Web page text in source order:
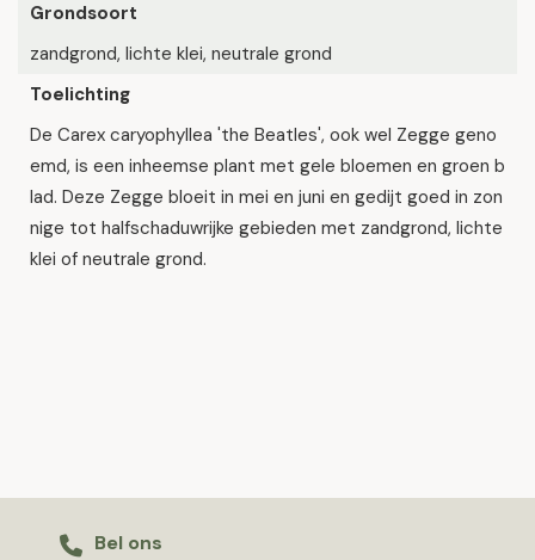
Grondsoort
zandgrond, lichte klei, neutrale grond
Toelichting
De Carex caryophyllea 'the Beatles', ook wel Zegge geno
emd, is een inheemse plant met gele bloemen en groen b
lad. Deze Zegge bloeit in mei en juni en gedijt goed in zon
nige tot halfschaduwrijke gebieden met zandgrond, lichte
klei of neutrale grond.
Bel ons